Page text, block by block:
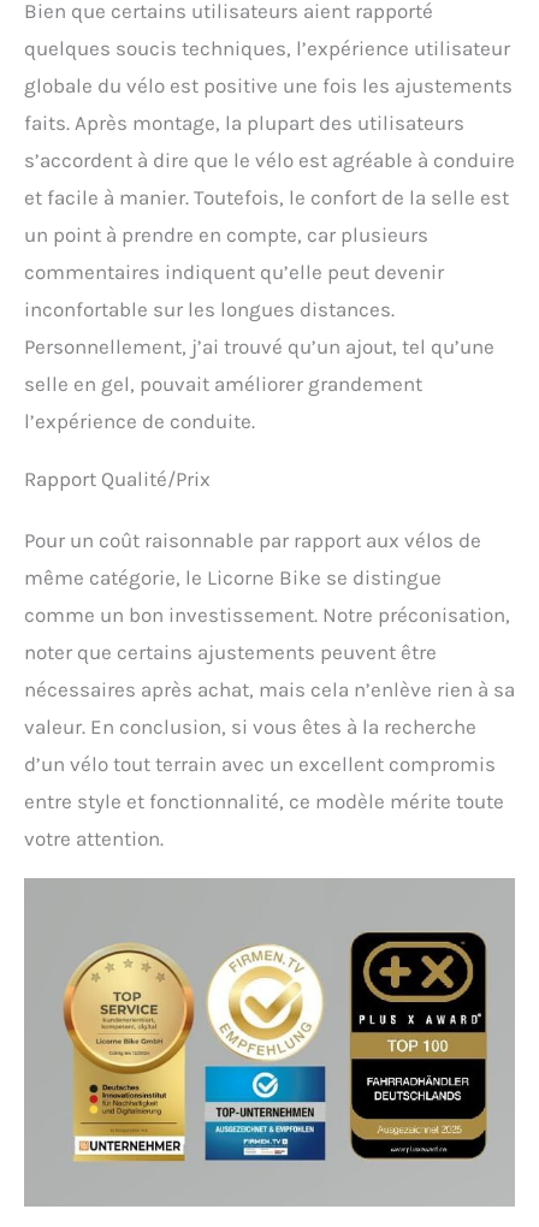
Bien que certains utilisateurs aient rapporté
quelques soucis techniques, l’expérience utilisateur
globale du vélo est positive une fois les ajustements
faits. Après montage, la plupart des utilisateurs
s’accordent à dire que le vélo est agréable à conduire
et facile à manier. Toutefois, le confort de la selle est
un point à prendre en compte, car plusieurs
commentaires indiquent qu’elle peut devenir
inconfortable sur les longues distances.
Personnellement, j’ai trouvé qu’un ajout, tel qu’une
selle en gel, pouvait améliorer grandement
l’expérience de conduite.
Rapport Qualité/Prix
Pour un coût raisonnable par rapport aux vélos de
même catégorie, le Licorne Bike se distingue
comme un bon investissement. Notre préconisation,
noter que certains ajustements peuvent être
nécessaires après achat, mais cela n’enlève rien à sa
valeur. En conclusion, si vous êtes à la recherche
d’un vélo tout terrain avec un excellent compromis
entre style et fonctionnalité, ce modèle mérite toute
votre attention.